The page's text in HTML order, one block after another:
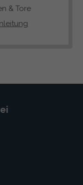
& Tore